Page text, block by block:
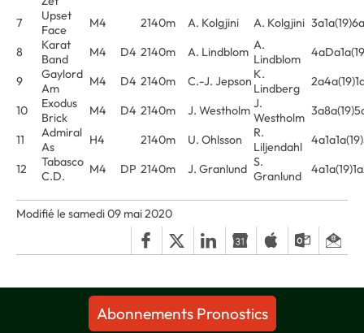
7
Upset
Face
M4 2140m A. Kolgjini A. Kolgjini
8
Karat
Band
M4 D4 2140m A. Lindblom A.
Lindblom
9
Gaylord
Am
M4 D4 2140m C.-J. Jepson K.
Lindberg
10
Exodus
Brick
M4 D4 2140m J. Westholm J.
Westholm
11
Admiral
As
H4 2140m U. Ohlsson
R.
Liljendahl
12
Tabasco
C.D.
M4 DP 2140m J. Granlund S.
Granlund
Modifié le samedi 09 mai 2020
Abonnements Pronostics